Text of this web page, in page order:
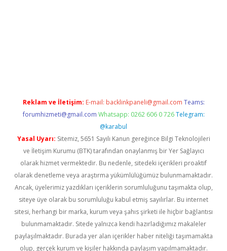
Reklam ve İletişim: E-mail: backlinkpaneli@gmail.com Teams:
forumhizmeti@gmail.com Whatsapp: 0262 606 0 726 Telegram:
@karabul
Yasal Uyarı: Sitemiz, 5651 Sayılı Kanun gereğince Bilgi Teknolojileri
ve İletişim Kurumu (BTK) tarafından onaylanmış bir Yer Sağlayıcı
olarak hizmet vermektedir. Bu nedenle, sitedeki içerikleri proaktif
olarak denetleme veya araştırma yükümlülüğümüz bulunmamaktadır.
Ancak, üyelerimiz yazdıkları içeriklerin sorumluluğunu taşımakta olup,
siteye üye olarak bu sorumluluğu kabul etmiş sayılırlar. Bu internet
sitesi, herhangi bir marka, kurum veya şahıs şirketi ile hiçbir bağlantısı
bulunmamaktadır. Sitede yalnızca kendi hazırladığımız makaleler
paylaşılmaktadır. Burada yer alan içerikler haber niteliği taşımamakta
olup, gerçek kurum ve kişiler hakkında paylaşım yapılmamaktadır.